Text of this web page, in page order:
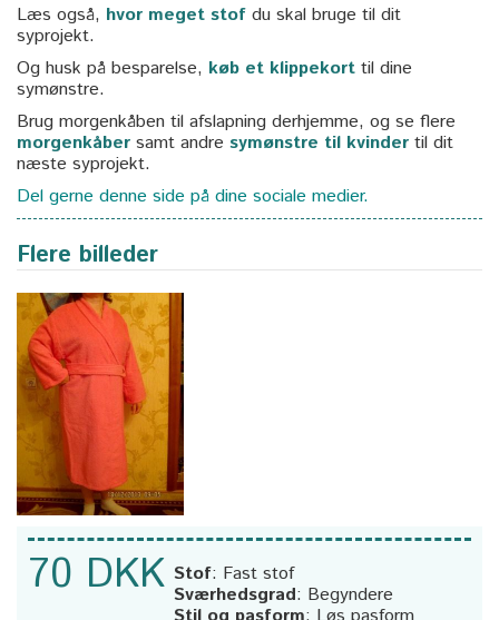
Læs også, hvor meget stof du skal bruge til dit
syprojekt.
Og husk på besparelse, køb et klippekort til dine
symønstre.
Brug morgenkåben til afslapning derhjemme, og se flere
morgenkåber samt andre symønstre til kvinder til dit
næste syprojekt.
Del gerne denne side på dine sociale medier.
Flere billeder
70 DKK Stof: Fast stof
Sværhedsgrad: Begyndere